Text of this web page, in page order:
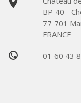
BP 40 -
77 701
FRANCE
phone 01 60 43